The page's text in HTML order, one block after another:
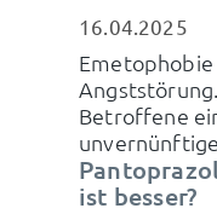
16.04.2025
Betroffene
ist besser?